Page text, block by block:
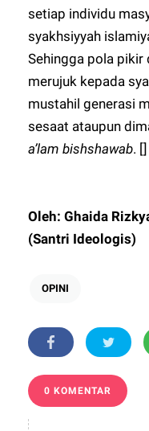
setiap individu
syakhsiyyah
Sehingga pola pikir
merujuk kepada
mustahil generasi
sesaat ataupun
a’lam bishshawab. []
Oleh: Ghaida
(Santri Ideologis)
OPINI
0 KOMENTAR